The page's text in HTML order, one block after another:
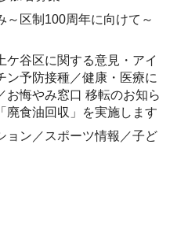
～区制100周年に向けて～
ケ谷区に関する意見・アイ
ン予防接種／健康・医療に
お悔やみ窓口 移転のお知ら
廃食油回収」を実施します
ョン／スポーツ情報／子ど